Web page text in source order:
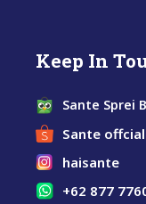
Keep In
Sante Sprei
Sante
haisante
+62 877